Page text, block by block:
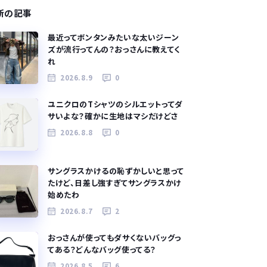
の記事
最近ってボンタンみたいな太いジーン
ズが流行ってんの？おっさんに教えてく
れ
2026.8.9 0
ユニクロのTシャツのシルエットってダ
サいよな？確かに生地はマシだけどさ
2026.8.8 0
サングラスかけるの恥ずかしいと思って
たけど、日差し強すぎてサングラスかけ
始めたわ
2026.8.7 2
おっさんが使ってもダサくないバッグっ
てある？どんなバッグ使ってる？